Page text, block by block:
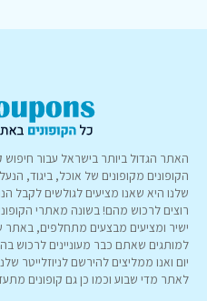
האתר הגדול ביותר בישראל עבור חיפוש
הקופונים מקופונים של אוכל, ביגוד,
שלנו היא שאנו מציעים לגולשים לקבל
רוצים לרכוש מהם! בשונה מאתרי
ישיר ומציעים מבצעים מתחלפים,
למותגים שאתם כבר מעוניינים לרכוש
יום ואנו ממליצים להירשם לניוזלייטר
לאתר מדי שבוע וכמו כן גם קופונים